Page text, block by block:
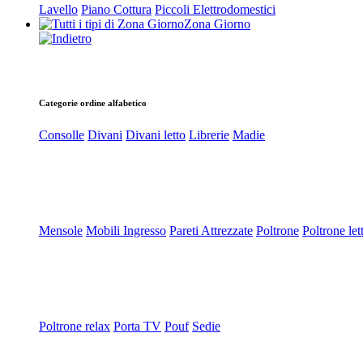
Lavello Piano Cottura Piccoli Elettrodomestici
Zona Giorno
Categorie ordine alfabetico
Consolle Divani Divani letto Librerie Madie
Mensole Mobili Ingresso Pareti Attrezzate Poltrone Poltrone
Poltrone relax Porta TV Pouf Sedie